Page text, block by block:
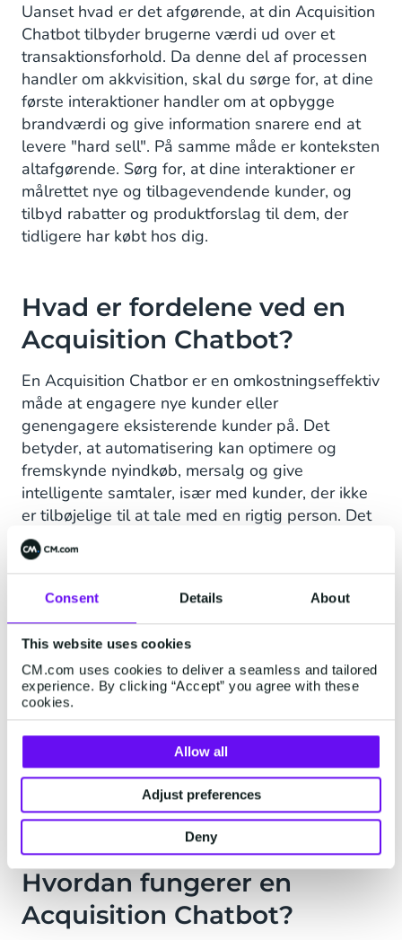
Consent Details About
This website uses cookies
CM.com uses cookies to deliver a seamless and tailored
experience. By clicking “Accept” you agree with these
cookies.
Allow all
Adjust preferences
Deny
Uanset hvad er det afgørende, at din Acquisition
Chatbot tilbyder brugerne værdi ud over et
transaktionsforhold. Da denne del af processen
handler om akkvisition, skal du sørge for, at dine
første interaktioner handler om at opbygge
brandværdi og give information snarere end at
levere "hard sell". På samme måde er konteksten
altafgørende. Sørg for, at dine interaktioner er
målrettet nye og tilbagevendende kunder, og
tilbyd rabatter og produktforslag til dem, der
tidligere har købt hos dig.
Hvad er fordelene ved en
Acquisition Chatbot?
En Acquisition Chatbor er en omkostningseffektiv
måde at engagere nye kunder eller
genengagere eksisterende kunder på. Det
betyder, at automatisering kan optimere og
fremskynde nyindkøb, mersalg og give
intelligente samtaler, især med kunder, der ikke
er tilbøjelige til at tale med en rigtig person. Det
giver kunderne mulighed for at betjene sig selv,
samtidig med at dine salgs- og marketingteams
opgaver. De vigtigste fordele omfatter
Øge salget til nye kunder
Krydssalg til eksisterende kundebase
Reducer omkostningerne ved erhvervelse
Øge den gennemsnitlige indtægt pr. bruger
(ARPU)
Mål ROI
Hvordan fungerer en
Acquisition Chatbot?